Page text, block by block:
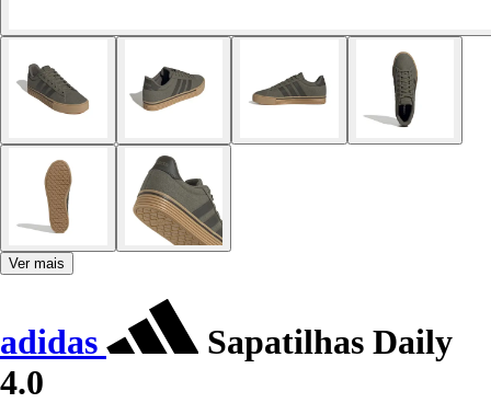
Ver mais
adidas
Sapatilhas Daily
4.0